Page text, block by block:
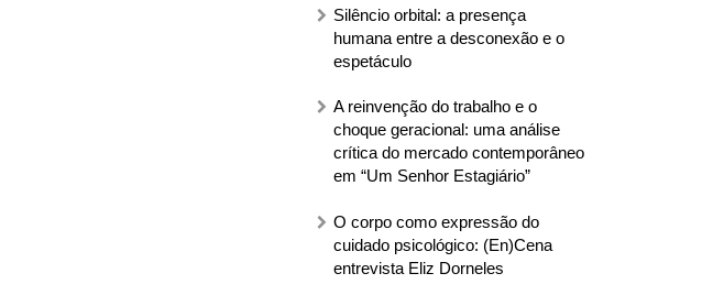
Silêncio orbital: a presença
humana entre a desconexão e o
espetáculo
A reinvenção do trabalho e o
choque geracional: uma análise
crítica do mercado contemporâneo
em “Um Senhor Estagiário”
O corpo como expressão do
cuidado psicológico: (En)Cena
entrevista Eliz Dorneles